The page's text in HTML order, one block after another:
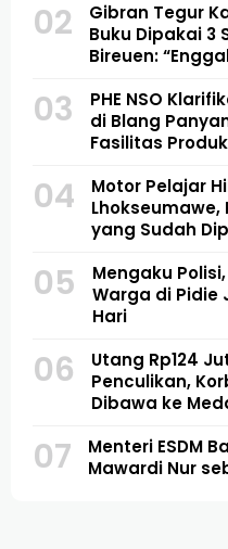
02
Gibran Tegur
Buku Dipakai 3
Bireuen:
03
PHE NSO
di Blang
Fasilitas
04
Motor Pelajar
Lhokseumawe,
yang Sudah
05
Mengaku
Warga di Pidie
Hari
06
Utang Rp124
Penculikan,
Dibawa ke
07
Menteri ESDM
Mawardi Nur